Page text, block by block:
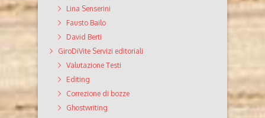
Lina Senserini
Fausto Bailo
David Berti
GiroDiVite Servizi editoriali
Valutazione Testi
Editing
Correzione di bozze
Ghostwriting